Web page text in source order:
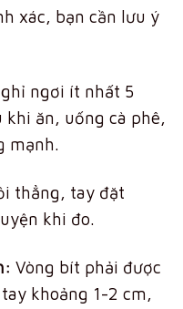
xác, bạn cần lưu ý
ngơi ít nhất 5
khi ăn, uống cà phê,
mạnh.
thẳng, tay đặt
khi đo.
Vòng bít phải được
khoảng 1-2 cm,